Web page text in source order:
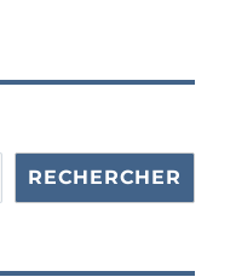
RECHERCHER